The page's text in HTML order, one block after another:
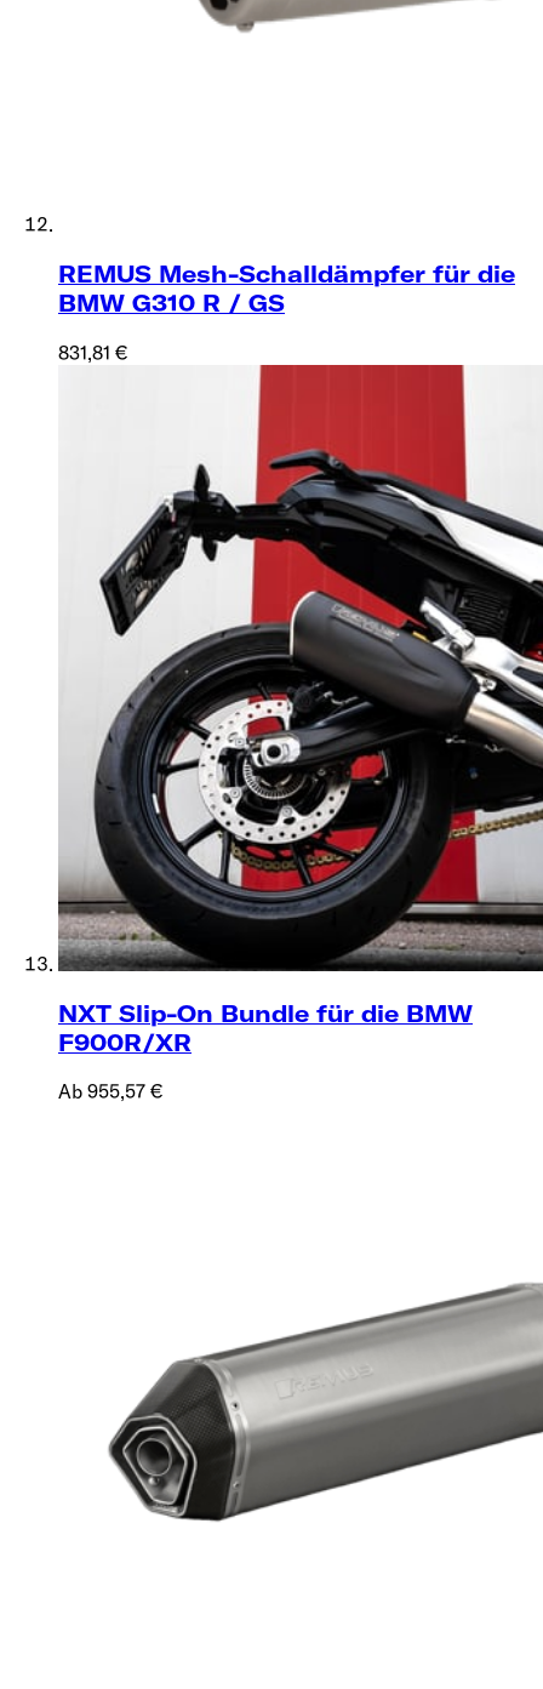
REMUS Mesh-Schalldämpfer für die
BMW G310 R / GS
831,81 €
NXT Slip-On Bundle für die BMW
F900R/XR
Ab 955,57 €